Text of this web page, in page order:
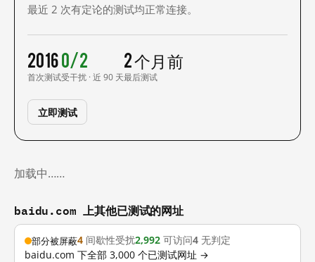
最近 2 次有定论的测试均正常连接。
2016
首次测试
0/2
受干扰 · 近 90 天
2 个月前
最后测试
立即测试
加载中……
baidu.com 上其他已测试的网址
部分被屏蔽4 间歇性受扰2,992 可访问4 无判定
baidu.com 下全部 3,000 个已测试网址 →